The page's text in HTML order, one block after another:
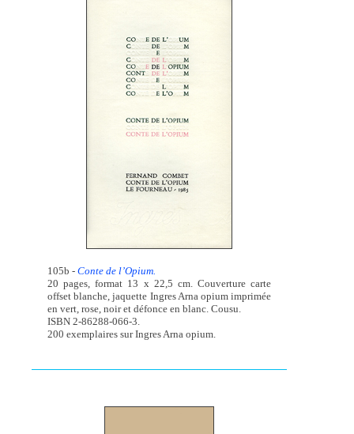
105b - Conte de l’Opium.
20 pages, format 13 x 22,5 cm. Couverture carte
offset blanche, jaquette Ingres Arna opium imprimée
en vert, rose, noir et défonce en blanc. Cousu.
ISBN 2-86288-066-3.
200 exemplaires sur Ingres Arna opium.